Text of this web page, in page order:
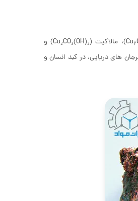
2
O)، مالاکیت (Cu₂CO₃(OH)₂) و
های دریایی، در کبد انسان و